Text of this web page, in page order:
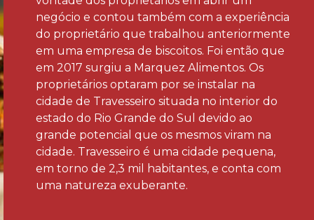
negócio e contou também com a experiência
do proprietário que trabalhou anteriormente
em uma empresa de biscoitos. Foi então que
em 2017 surgiu a Marquez Alimentos. Os
proprietários optaram por se instalar na
cidade de Travesseiro situada no interior do
estado do Rio Grande do Sul devido ao
grande potencial que os mesmos viram na
cidade. Travesseiro é uma cidade pequena,
em torno de 2,3 mil habitantes, e conta com
uma natureza exuberante.